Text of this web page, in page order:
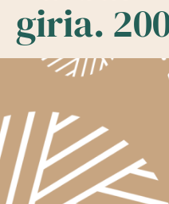
giria.